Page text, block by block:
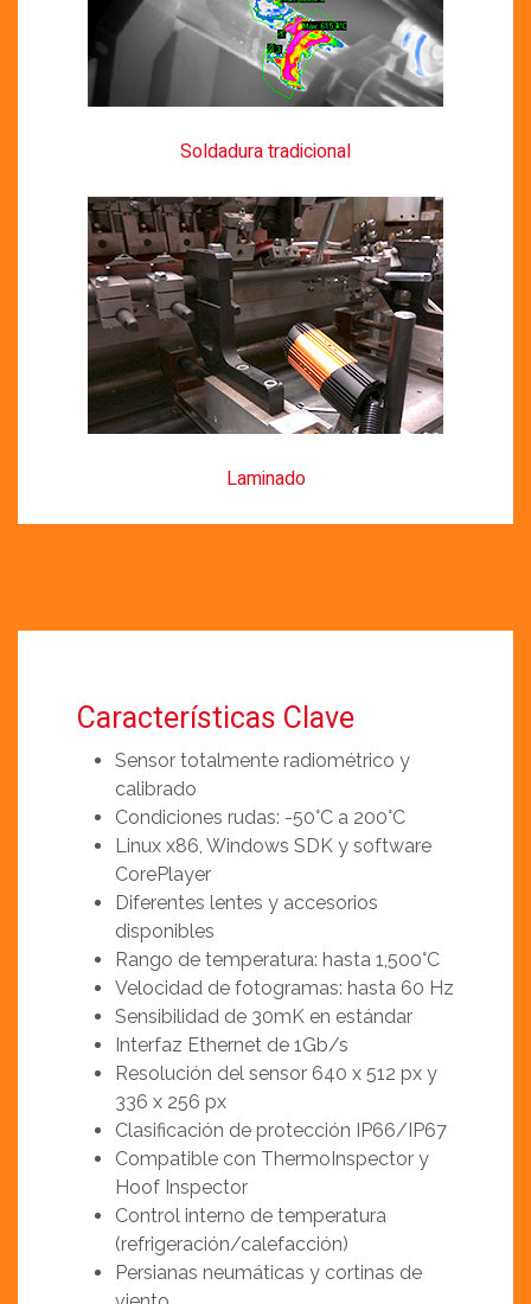
Soldadura tradicional
Laminado
Características Clave
Sensor totalmente radiométrico y
calibrado
Condiciones rudas: -50°C a 200°C
Linux x86, Windows SDK y software
CorePlayer
Diferentes lentes y accesorios
disponibles
Rango de temperatura: hasta 1,500°C
Velocidad de fotogramas: hasta 60 Hz
Sensibilidad de 30mK en estándar
Interfaz Ethernet de 1Gb/s
Resolución del sensor 640 x 512 px y
336 x 256 px
Clasificación de protección IP66/IP67
Compatible con ThermoInspector y
Hoof Inspector
Control interno de temperatura
(refrigeración/calefacción)
Persianas neumáticas y cortinas de